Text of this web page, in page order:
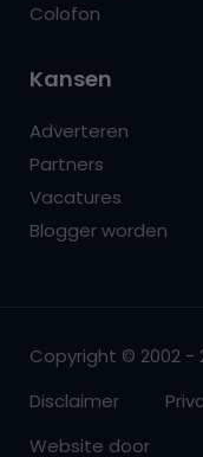
Colofon
Kansen
Adverteren
Partners
Vacatures
Blogger worden
Copyright © 2002 -
Disclaimer
Website door